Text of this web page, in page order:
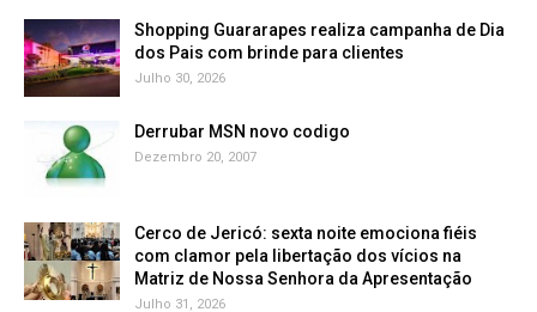
Shopping Guararapes realiza campanha de Dia
dos Pais com brinde para clientes
Julho 30, 2026
Derrubar MSN novo codigo
Dezembro 20, 2007
Cerco de Jericó: sexta noite emociona fiéis
com clamor pela libertação dos vícios na
Matriz de Nossa Senhora da Apresentação
Julho 31, 2026